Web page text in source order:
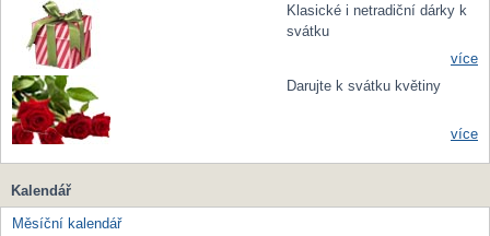
Klasické i netradiční dárky k
svátku
více
Darujte k svátku květiny
více
Kalendář
Měsíční kalendář